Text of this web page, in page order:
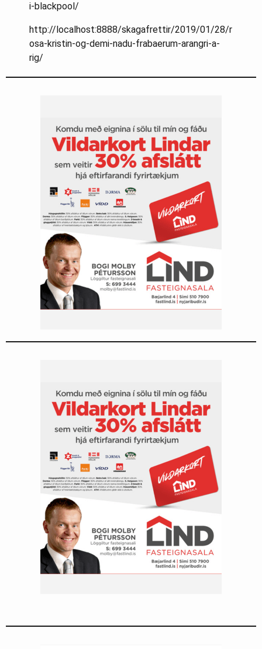
i-blackpool/
http://localhost:8888/skagafrettir/2019/01/28/r
osa-kristin-og-demi-nadu-frabaerum-arangri-a-
rig/